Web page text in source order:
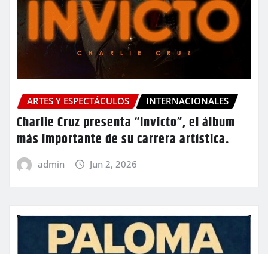
ARTES Y ESPECTÁCULOS INTERNACIONALES
Charlie Cruz presenta “Invicto”, el álbum
más importante de su carrera artística.
admin Jun 2, 2026